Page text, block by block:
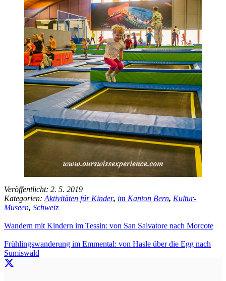
Veröffentlicht: 2. 5. 2019
Kategorien: Aktivitäten für Kinder, im Kanton Bern, Kultur-
Museen, Schweiz
Wandern mit Kindern im Tessin: von San Salvatore nach Morcote
Frühlingswanderung im Emmental: von Hasle über die Egg nach
Sumiswald